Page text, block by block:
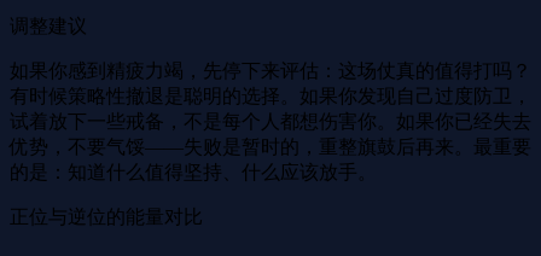
调整建议
如果你感到精疲力竭，先停下来评估：这场仗真的值得打吗？
有时候策略性撤退是聪明的选择。如果你发现自己过度防卫，
试着放下一些戒备，不是每个人都想伤害你。如果你已经失去
优势，不要气馁——失败是暂时的，重整旗鼓后再来。最重要
的是：知道什么值得坚持、什么应该放手。
正位与逆位的能量对比